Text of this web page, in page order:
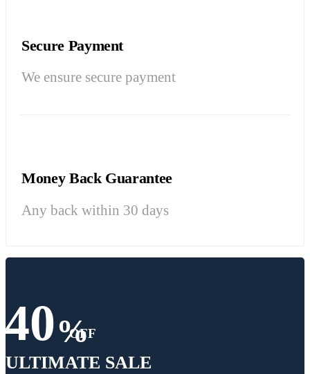
Secure Payment
We ensure secure payment
Money Back Guarantee
Any back within 30 days
40%
OFF
ULTIMATE SALE